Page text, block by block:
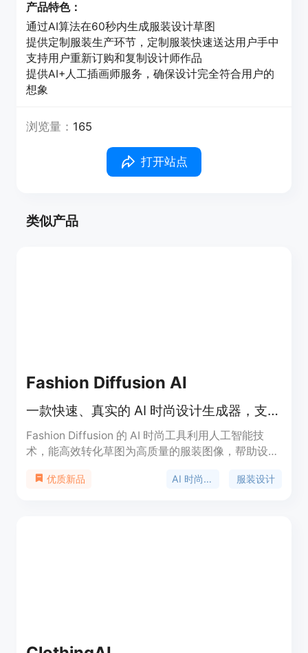
产品特色：
通过AI算法在60秒内生成服装设计草图
提供定制服装生产环节，定制服装快速送达用户手中
支持用户重新订购和复制设计师作品
提供AI+人工插画师服务，确保设计完全符合用户的
想象
浏览量： 165
打开站点
类似产品
Fashion Diffusion AI
一款快速、真实的 AI 时尚设计生成器，支持服装设计与虚拟试穿。
Fashion Diffusion 的 AI 时尚工具利用人工智能技
术，能高效转化草图为高质量的服装图像，帮助设计
少样品成本和加速设计流程，使时尚品牌更快推出新
优质新品 AI 时尚设计 服装设计